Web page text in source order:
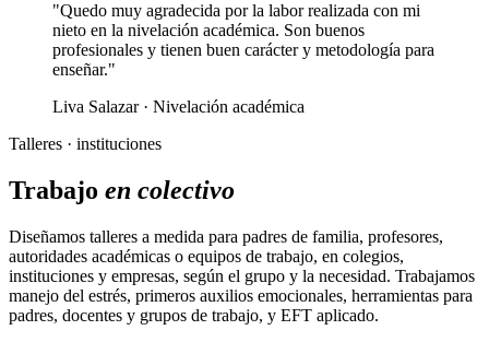
"Quedo muy agradecida por la labor realizada con mi
nieto en la nivelación académica. Son buenos
profesionales y tienen buen carácter y metodología para
enseñar."
Liva Salazar · Nivelación académica
Talleres · instituciones
Trabajo en colectivo
Diseñamos talleres a medida para padres de familia, profesores,
autoridades académicas o equipos de trabajo, en colegios,
instituciones y empresas, según el grupo y la necesidad. Trabajamos
manejo del estrés, primeros auxilios emocionales, herramientas para
padres, docentes y grupos de trabajo, y EFT aplicado.